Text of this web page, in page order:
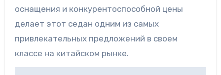
оснащения и конкурентоспособной цены
делает этот седан одним из самых
привлекательных предложений в своем
классе на китайском рынке.